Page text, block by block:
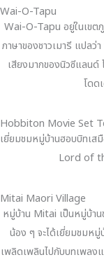
Wai-O-Tapu
Wai-O-Tapu อยู่ในเขต
ภาษาของชาวเมารี แปล
เสียงมากของนิวซีแลน
โดด
Hobbiton Movie Set
เยี่ยมชมหมู่บ้านฮอบบิทเส
Lord of
Mitai Maori Village
หมู่บ้าน Mitai เป็นหมู่บ้าน
น้อง ๆ จะได้เยี่ยมชมห
เพลิดเพลินไปกับบทเพลง